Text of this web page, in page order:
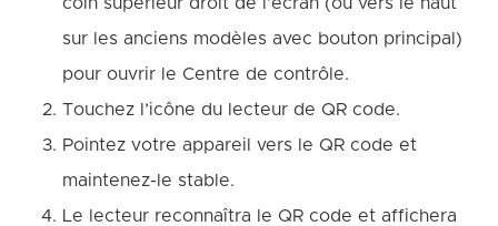
sur les anciens modèles avec bouton principal)
pour ouvrir le Centre de contrôle.
Touchez l’icône du lecteur de QR code.
Pointez votre appareil vers le QR code et
maintenez-le stable.
Le lecteur reconnaîtra le QR code et affichera